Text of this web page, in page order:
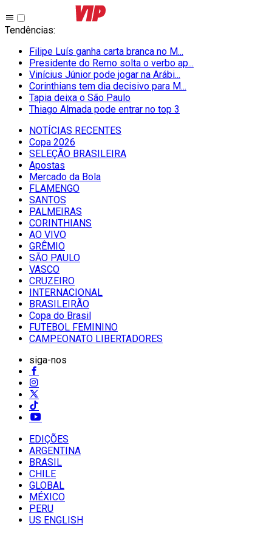
Tendências:
Filipe Luís ganha carta branca no M...
Presidente do Remo solta o verbo ap...
Vinícius Júnior pode jogar na Arábi...
Corinthians tem dia decisivo para M...
Tapia deixa o São Paulo
Thiago Almada pode entrar no top 3
NOTÍCIAS RECENTES
Copa 2026
SELEÇÃO BRASILEIRA
Apostas
Mercado da Bola
FLAMENGO
SANTOS
PALMEIRAS
CORINTHIANS
AO VIVO
GRÊMIO
SĀO PAULO
VASCO
CRUZEIRO
INTERNACIONAL
BRASILEIRÃO
Copa do Brasil
FUTEBOL FEMININO
CAMPEONATO LIBERTADORES
siga-nos
EDIÇÕES
ARGENTINA
BRASIL
CHILE
GLOBAL
MÉXICO
PERU
US ENGLISH